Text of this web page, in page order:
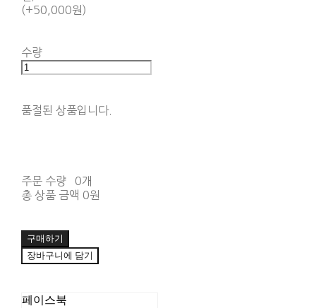
(+50,000원)
수량
품절된 상품입니다.
주문 수량
0개
총 상품 금액 0원
구매하기
장바구니에 담기
페이스북